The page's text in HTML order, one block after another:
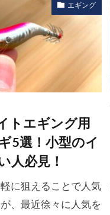
エギング
トエギング用
5選！小型のイ
人必見！
に狙えることで人気
、最近徐々に人気を